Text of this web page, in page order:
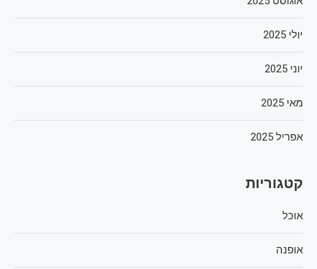
יולי 2025
יוני 2025
מאי 2025
אפריל 2025
קטגוריות
אוכל
אופנה